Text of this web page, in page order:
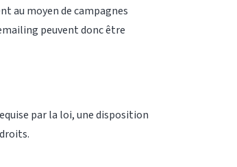
au moyen de campagnes
peuvent donc être
par la loi, une disposition